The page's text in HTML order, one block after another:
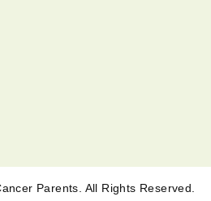
Parents. All Rights Reserved.